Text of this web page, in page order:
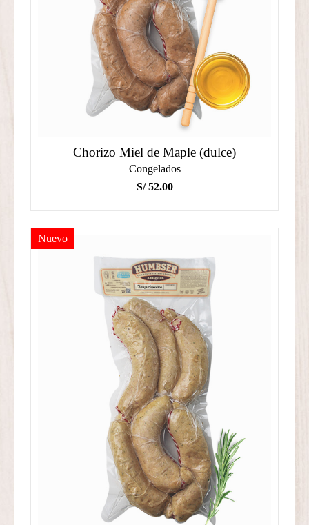
Chorizo Miel de Maple (dulce)
Congelados
S/52.00
Nuevo